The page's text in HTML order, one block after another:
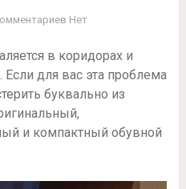
Нет
в коридорах и
Если для вас эта проблема
буквально из
и компактный обувной